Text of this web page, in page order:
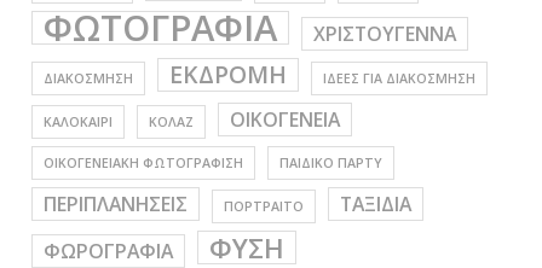
ΦΩΤΟΓΡΑΦΙΑ ΧΡΙΣΤΟΥΓΕΝΝΑ
ΔΙΑΚΟΣΜΗΣΗ ΕΚΔΡΟΜΗ ΙΔΕΕΣ ΓΙΑ ΔΙΑΚΟΣΜΗΣΗ
ΚΑΛΟΚΑΙΡΙ ΚΟΛΑΖ ΟΙΚΟΓΕΝΕΙΑ
ΟΙΚΟΓΕΝΕΙΑΚΗ ΦΩΤΟΓΡΑΦΙΣΗ ΠΑΙΔΙΚΟ ΠΑΡΤΥ
ΠΕΡΙΠΛΑΝΗΣΕΙΣ ΠΟΡΤΡΑΙΤΟ
ΤΑΞΙΔΙΑ
ΦΩΡΟΓΡΑΦΙΑ
ΦΥΣΗ